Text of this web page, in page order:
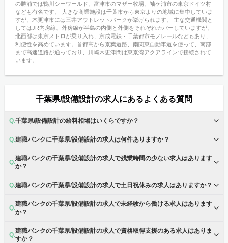
の勝浦では鴨川シーワールド、富津市のマザー牧場、袖ケ浦市の東京ドイツ村
なども有名です。 大きな商業施設は千葉市から東京よりの地域に集中していま
すが、木更津市には三井アウトレットパークが挙げられます。 主な交通機関と
してはJR内房線、外房線が半島の内側と外側をそれぞれカバーしていますが、
北西部は東京メトロが乗り入れ、京成電鉄・千葉都市モノレールなどもあり、
利便性を高めています。首都高から京葉道路、南関東自動車道を使って、南部
まで高速道路が通っており、川崎木更津間は東京湾アクアラインで接続されて
います。
千葉県/設備設計の求人にあるよくある質問
千葉県/設備設計の給料相場はいくらですか？
建職バンクに千葉県/設備設計の求人は何件ありますか？
建職バンクの千葉県/設備設計の求人で残業時間の少ない求人はあります
か？
建職バンクの千葉県/設備設計の求人で土日祝休みの求人はありますか？
建職バンクの千葉県/設備設計の求人で未経験から働ける求人はあります
か？
建職バンクの千葉県/設備設計の求人で資格取得支援のある求人はありま
すか？